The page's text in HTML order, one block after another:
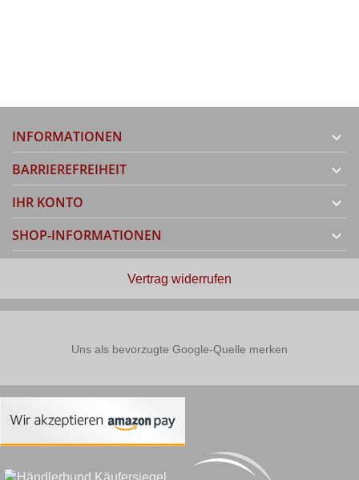
INFORMATIONEN 
BARRIEREFREIHEIT 
IHR KONTO 
SHOP-INFORMATIONEN 
Vertrag widerrufen
Uns als bevorzugte Google-Quelle merken